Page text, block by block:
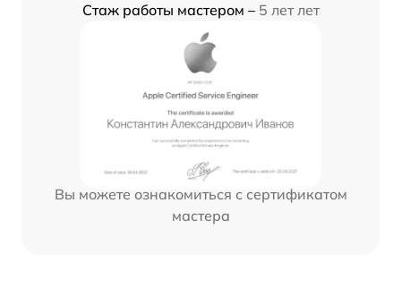
Стаж работы мастером – 5 лет лет
Вы можете ознакомиться с сертификатом
мастера